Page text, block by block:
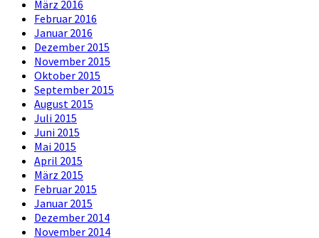
März 2016
Februar 2016
Januar 2016
Dezember 2015
November 2015
Oktober 2015
September 2015
August 2015
Juli 2015
Juni 2015
Mai 2015
April 2015
März 2015
Februar 2015
Januar 2015
Dezember 2014
November 2014